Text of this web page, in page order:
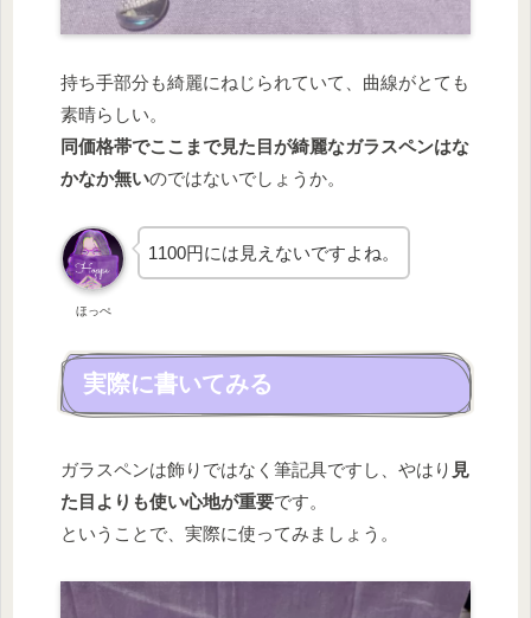
持ち手部分も綺麗にねじられていて、曲線がとても
素晴らしい。
同価格帯でここまで見た目が綺麗なガラスペンはな
かなか無いのではないでしょうか。
ほっぺ
1100円には見えないですよね。
実際に書いてみる
ガラスペンは飾りではなく筆記具ですし、やはり 見
た目よりも使い心地が重要です。
ということで、実際に使ってみましょう。